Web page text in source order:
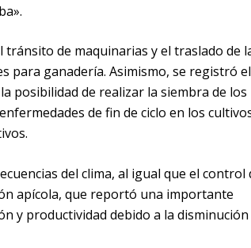
tránsito de maquinarias y el traslado de
para ganadería. Asimismo, se registró el
posibilidad de realizar la siembra de los
de fin de ciclo en los
del clima, al igual que el control
apícola, que reportó una importante
y productividad debido a la disminución